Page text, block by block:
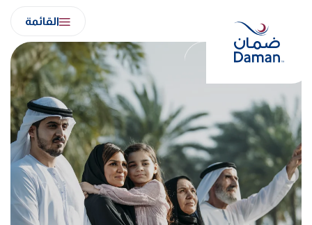
content
القائمة